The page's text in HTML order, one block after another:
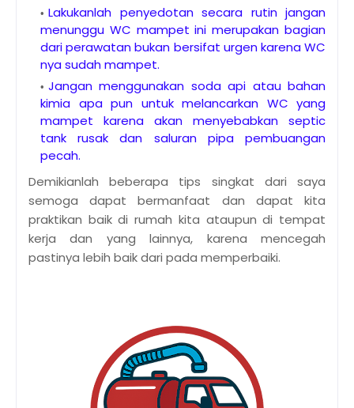
Lakukanlah penyedotan secara rutin jangan
menunggu WC mampet ini merupakan bagian
dari perawatan bukan bersifat urgen karena WC
nya sudah mampet.
Jangan menggunakan soda api atau bahan
kimia apa pun untuk melancarkan WC yang
mampet karena akan menyebabkan septic
tank rusak dan saluran pipa pembuangan
pecah.
Demikianlah beberapa tips singkat dari saya
semoga dapat bermanfaat dan dapat kita
praktikan baik di rumah kita ataupun di tempat
kerja dan yang lainnya, karena mencegah
pastinya lebih baik dari pada memperbaiki.